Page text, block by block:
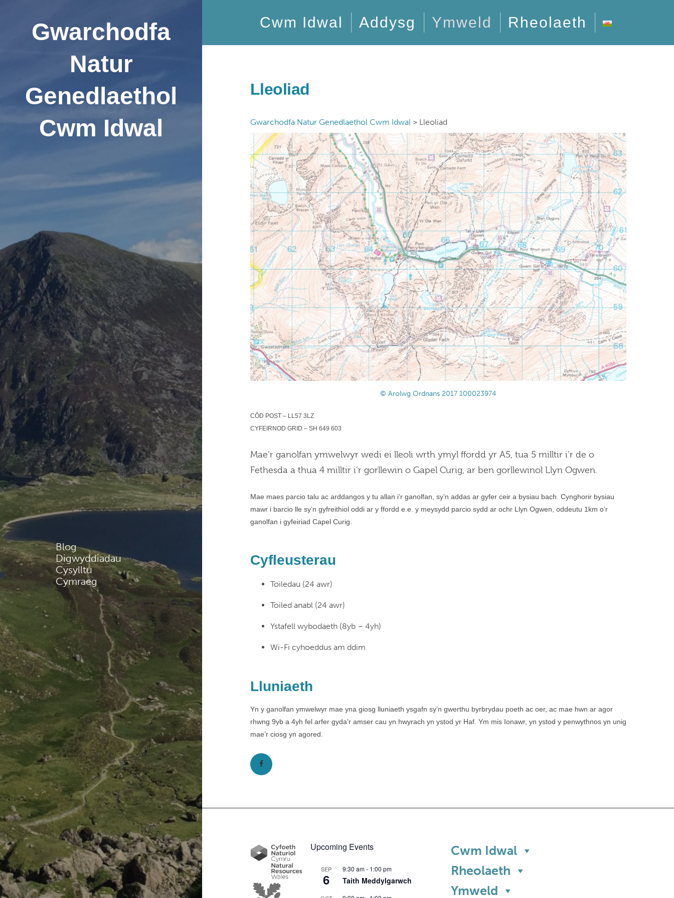
Gwarchodfa
Natur
Genedlaethol
Cwm Idwal
Blog
Digwyddiadau
Cysylltu
Cymraeg
Cwm Idwal Addysg Ymweld Rheolaeth
Lleoliad
Gwarchodfa Natur Genedlaethol Cwm Idwal> Lleoliad
© Arolwg Ordnans 2017 100023974
CÔD POST – LL57 3LZ
CYFEIRNOD GRID – SH 649 603
Mae’r ganolfan ymwelwyr wedi ei lleoli wrth ymyl ffordd yr A5, tua 5 milltir i’r de o
Fethesda a thua 4 milltir i’r gorllewin o Gapel Curig, ar ben gorllewinol Llyn Ogwen.
Mae maes parcio talu ac arddangos y tu allan i’r ganolfan, sy’n addas ar gyfer ceir a bysiau bach. Cynghorir bysiau
mawr i barcio lle sy’n gyfreithiol oddi ar y ffordd e.e. y meysydd parcio sydd ar ochr Llyn Ogwen, oddeutu 1km o’r
ganolfan i gyfeiriad Capel Curig.
Cyfleusterau
Toiledau (24 awr)
Toiled anabl (24 awr)
Ystafell wybodaeth (8yb – 4yh)
Wi-Fi cyhoeddus am ddim
Lluniaeth
Yn y ganolfan ymwelwyr mae yna giosg lluniaeth ysgafn sy’n gwerthu byrbrydau poeth ac oer, ac mae hwn ar agor
rhwng 9yb a 4yh fel arfer gyda’r amser cau yn hwyrach yn ystod yr Haf. Ym mis Ionawr, yn ystod y penwythnos yn unig
mae’r ciosg yn agored.
Upcoming Events
SEP
6
9:30 am- 1:00 pm
Taith Meddylgarwch
Cwm Idwal
Rheolaeth
Ymweld